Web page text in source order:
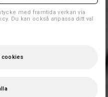
med framtida verkan via
Du kan också anpassa ditt val
cookies